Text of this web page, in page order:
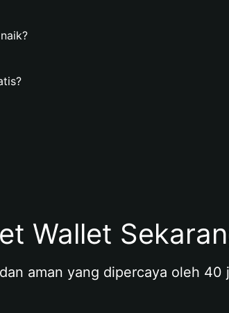
Wallet
aman yang dipercaya oleh 40